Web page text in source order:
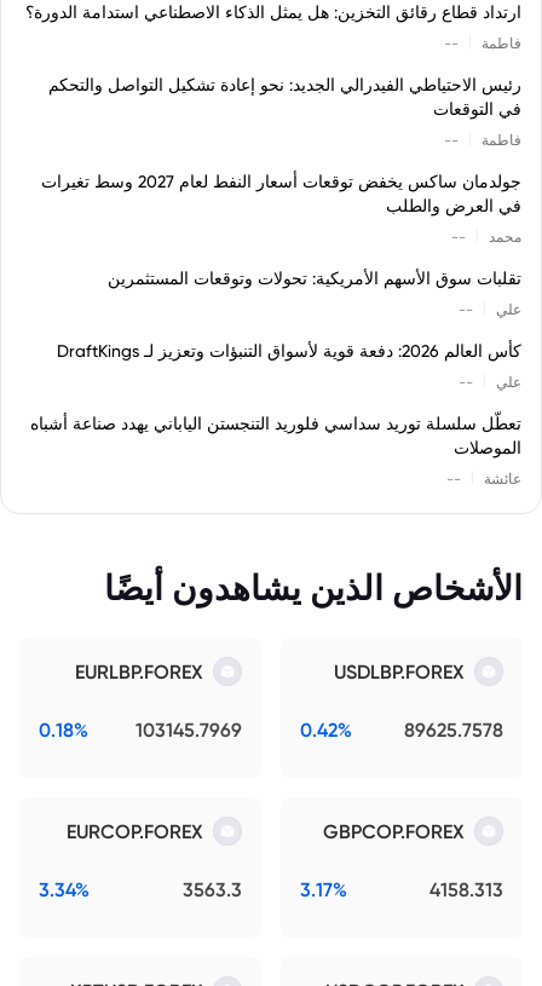
ارتداد قطاع رقائق التخزين: هل يمثل الذكاء الاصطناعي استدامة الدورة؟
فاطمة --
رئيس الاحتياطي الفيدرالي الجديد: نحو إعادة تشكيل التواصل والتحكم
في التوقعات
فاطمة --
جولدمان ساكس يخفض توقعات أسعار النفط لعام 2027 وسط تغيرات
في العرض والطلب
محمد --
تقلبات سوق الأسهم الأمريكية: تحولات وتوقعات المستثمرين
علي --
كأس العالم 2026: دفعة قوية لأسواق التنبؤات وتعزيز لـ DraftKings
علي --
تعطّل سلسلة توريد سداسي فلوريد التنجستن الياباني يهدد صناعة أشباه
الموصلات
عائشة --
الأشخاص الذين يشاهدون أيضًا
USDLBP.FOREX
89625.7578
0.42%
EURLBP.FOREX
103145.7969
0.18%
GBPCOP.FOREX
4158.313
3.17%
EURCOP.FOREX
3563.3
3.34%